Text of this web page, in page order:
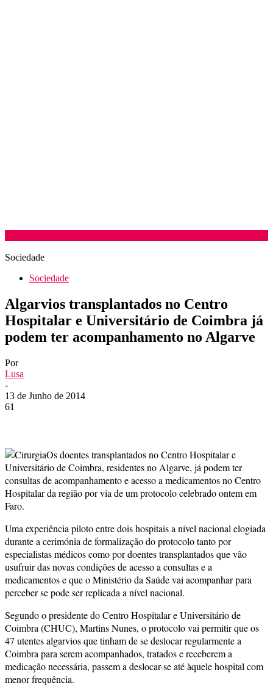
Sociedade
Sociedade
Algarvios transplantados no Centro
Hospitalar e Universitário de Coimbra já
podem ter acompanhamento no Algarve
Por
Lusa
-
13 de Junho de 2014
61
Os doentes transplantados no Centro Hospitalar e
Universitário de Coimbra, residentes no Algarve, já podem ter
consultas de acompanhamento e acesso a medicamentos no Centro
Hospitalar da região por via de um protocolo celebrado ontem em
Faro.
Uma experiência piloto entre dois hospitais a nível nacional elogiada
durante a cerimónia de formalização do protocolo tanto por
especialistas médicos como por doentes transplantados que vão
usufruir das novas condições de acesso a consultas e a
medicamentos e que o Ministério da Saúde vai acompanhar para
perceber se pode ser replicada a nível nacional.
Segundo o presidente do Centro Hospitalar e Universitário de
Coimbra (CHUC), Martins Nunes, o protocolo vai permitir que os
47 utentes algarvios que tinham de se deslocar regularmente a
Coimbra para serem acompanhados, tratados e receberem a
medicação necessária, passem a deslocar-se até àquele hospital com
menor frequência.